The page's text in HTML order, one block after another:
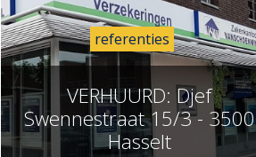
VERHUURD: Djef
Swennestraat 15/3 - 3500
Hasselt
referenties